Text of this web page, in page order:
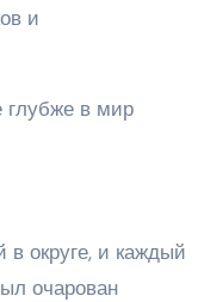
и
глубже в мир
округе, и каждый
очарован